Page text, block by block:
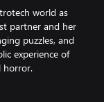
world as
partner and her
puzzles, and
experience of
horror.